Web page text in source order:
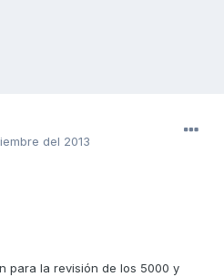
del 2013
para la revisión de los 5000 y